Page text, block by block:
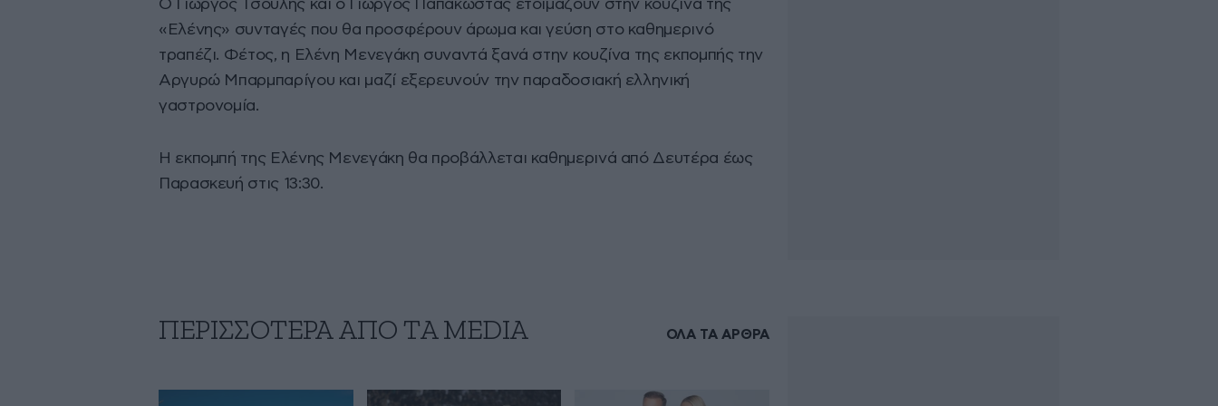
Ο Γιώργος Τσούλης και ο Γιώργος Παπακώστας ετοιμάζουν στην κουζίνα της
«Ελένης» συνταγές που θα προσφέρουν άρωμα και γεύση στο καθημερινό
τραπέζι. Φέτος, η Ελένη Μενεγάκη συναντά ξανά στην κουζίνα της εκπομπής την
Αργυρώ Μπαρμπαρίγου και μαζί εξερευνούν την παραδοσιακή ελληνική
γαστρονομία.
Η εκπομπή της Ελένης Μενεγάκη θα προβάλλεται καθημερινά από Δευτέρα έως
Παρασκευή στις 13:30.
ΠΕΡΙΣΣΟΤΕΡΑ ΑΠΟ ΤA MEDIA ΟΛΑ ΤΑ ΑΡΘΡΑ